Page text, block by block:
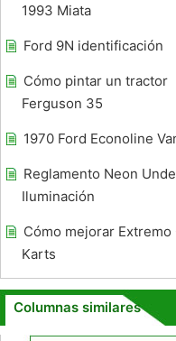
1993 Miata
Ford 9N identificación
Cómo pintar un tractor
Ferguson 35
1970 Ford Econoline
Reglamento Neon
Iluminación
Cómo mejorar Extremo
Karts
Columnas similares